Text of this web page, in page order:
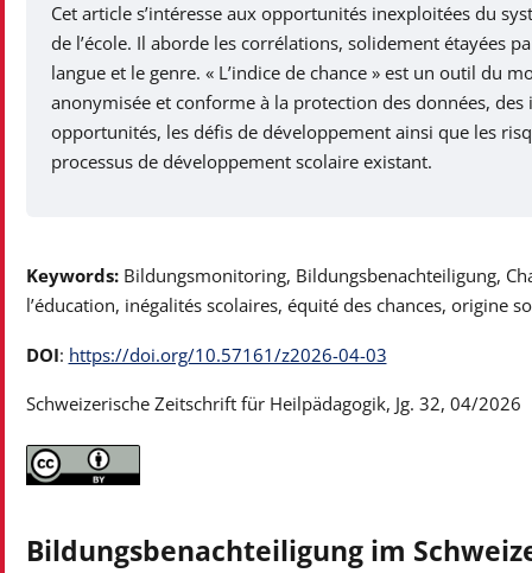
Cet article s’intéresse aux opportunités inexploitées du
de l’école. Il aborde les corrélations, solidement étayées
langue et le genre. « L’indice de chance » est un outil du
anonymisée et conforme à la protection des données, des
opportunités, les défis de développement ainsi que les
processus de développement scolaire existant.
Keywords: Bildungsmonitoring, Bildungsbenachteiligung,
l’éducation, inégalités scolaires, équité des chances, origine
DOI: https://doi.org/10.57161/z2026-04-03
Schweizerische Zeitschrift für Heilpädagogik, Jg. 32, 04/2026
Bildungsbenachteiligung im